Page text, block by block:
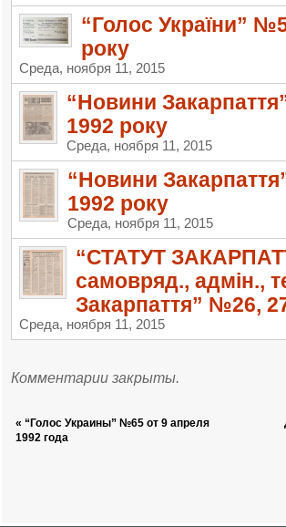
“Голос України”
року
Среда, ноября 11, 2015
“Новини
1992 року
Среда, ноября 11, 2015
“Новини
1992 року
Среда, ноября 11, 2015
“СТАТУТ
самовряд., адмін.,
Закарпаття” №26,
Среда, ноября 11, 2015
Комментарии закрыты.
«“Голос Украины” №65 от 9 апреля
1992 года